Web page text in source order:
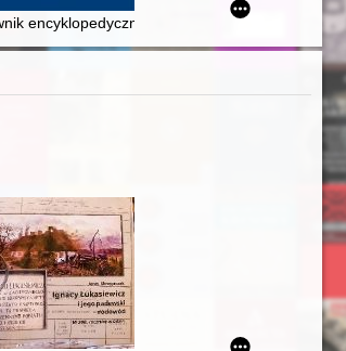
encyklopedyczny muzeologii - recenzja]